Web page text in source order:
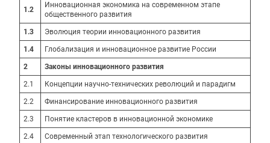
1.2
Инновационная экономика на современном этапе
общественного развития
1.3 Эволюция теории инновационного развития
1.4 Глобализация и инновационное развитие России
2 Законы инновационного развития
2.1 Концепции научно-технических революций и парадигм
2.2 Финансирование инновационного развития
2.3 Понятие кластеров в инновационной экономике
2.4 Современный этап технологического развития